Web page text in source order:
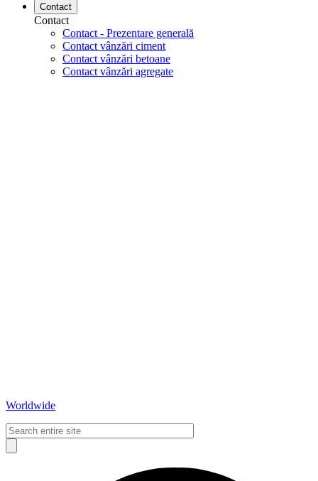
Contact
Contact
Contact - Prezentare generală
Contact vânzări ciment
Contact vânzări betoane
Contact vânzări agregate
Worldwide